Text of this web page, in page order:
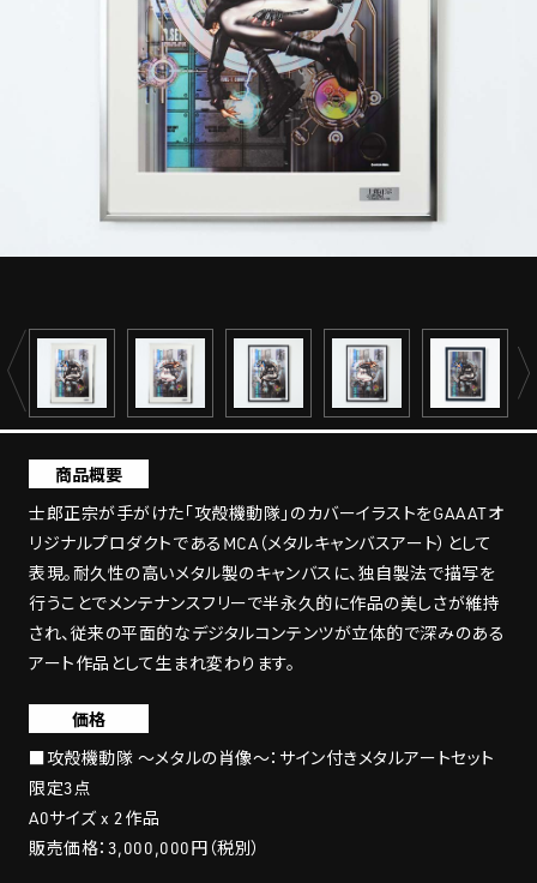
商品概要
士郎正宗が手がけた「攻殻機動隊」のカバーイラストをGAAATオ
リジナルプロダクトであるMCA（メタルキャンバスアート）として
表現。耐久性の高いメタル製のキャンバスに、独自製法で描写を
行うことでメンテナンスフリーで半永久的に作品の美しさが維持
され、従来の平面的なデジタルコンテンツが立体的で深みのある
アート作品として生まれ変わります。
価格
■攻殻機動隊 〜メタルの肖像〜：サイン付きメタルアートセット
限定3点
A0サイズ x 2作品
販売価格：3,000,000円（税別）